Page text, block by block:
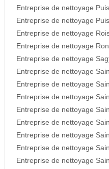
Entreprise de nettoyage
Entreprise de nettoyage
Entreprise de nettoyage
Entreprise de nettoyage
Entreprise de nettoyage
Entreprise de nettoyage
Entreprise de nettoyage
Entreprise de nettoyage
Entreprise de nettoyage
Entreprise de nettoyage
Entreprise de nettoyage
Entreprise de nettoyage
Entreprise de nettoyage